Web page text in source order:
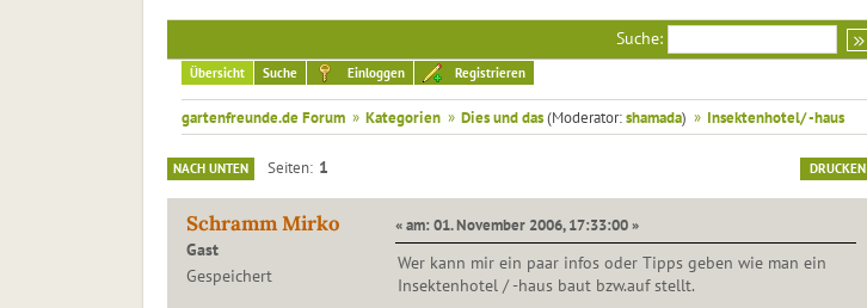
Suche:
Übersicht Suche Einloggen Registrieren
gartenfreunde.de Forum » Kategorien » Dies und das (Moderator:shamada) » Insektenhotel/ -haus
DRUCKEN
NACH UNTEN Seiten 1
Schramm Mirko
Gast
Gespeichert
« am: 01. November 2006, 17:33:00 »
Wer kann mir ein paar infos oder Tipps geben wie man ein
Insektenhotel / -haus baut bzw.auf stellt.